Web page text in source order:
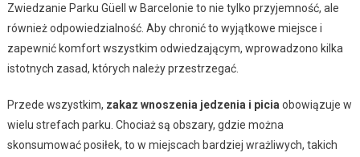
Zwiedzanie Parku Güell w Barcelonie to nie tylko przyjemność, ale
również odpowiedzialność. Aby chronić to wyjątkowe miejsce i
zapewnić komfort wszystkim odwiedzającym, wprowadzono kilka
istotnych zasad, których należy przestrzegać.
Przede wszystkim, zakaz wnoszenia jedzenia i picia obowiązuje w
wielu strefach parku. Chociaż są obszary, gdzie można
skonsumować posiłek, to w miejscach bardziej wrażliwych, takich